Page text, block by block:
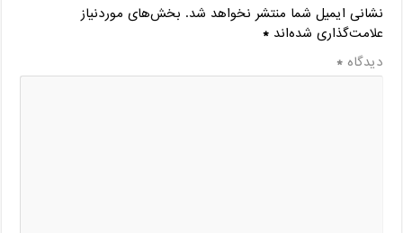
نشانی ایمیل شما منتشر نخواهد شد. بخش‌های موردنیاز
علامت‌گذاری شده‌اند*
دیدگاه*